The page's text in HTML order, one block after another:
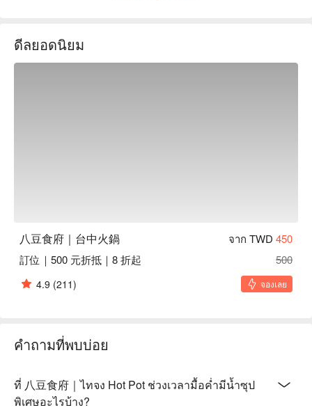
彘紅蘿蔔豬等精緻料理，完美地提升了聚會或用餐的體驗。這
些佳餚猶如催化劑，讓每一次的相聚都更顯美好。
【老饕和牛雙人套餐】和牛滑嫩多汁，入口即化
【麻辣老豆腐】豆腐軟嫩，麻辣濃郁入味
ดีลยอดนิยม
八豆食府｜台中火鍋 จาก TWD 450
訂位｜500 元折抵｜8 折起
500
4.9 (211) จองเลย
คำถามที่พบบ่อย
ที่ 八豆食府｜ไทจง Hot Pot ช่วงเวลามื้อค่ำมีน้ำซุป
พิเศษอะไรบ้าง?